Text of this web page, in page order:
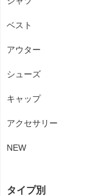
ベスト
アウター
シューズ
キャップ
アクセサリー
NEW
タイプ別